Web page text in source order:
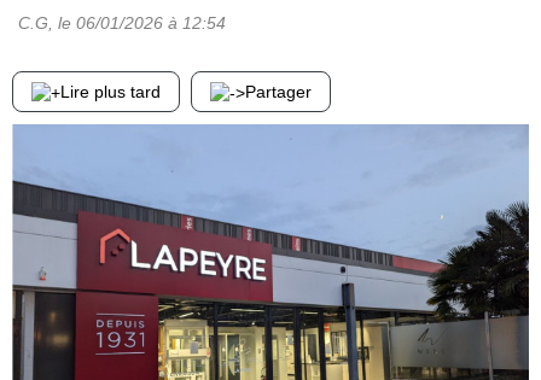
C.G , le 06/01/2026 à 12:54
Lire plus tard Partager